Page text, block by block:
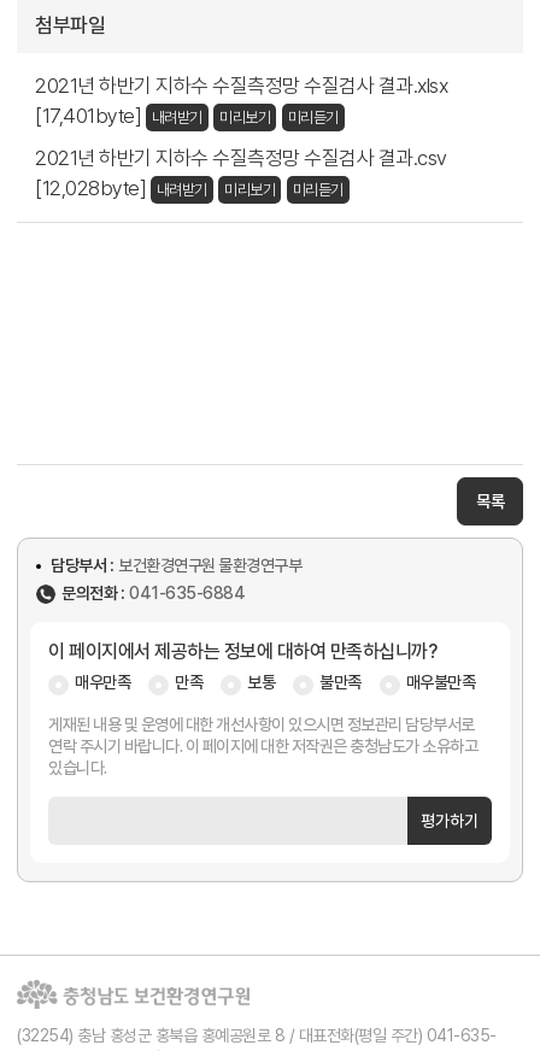
첨부파일
2021년 하반기 지하수 수질측정망 수질검사 결과.xlsx
[17,401byte]
내려받기 미리보기 미리듣기
2021년 하반기 지하수 수질측정망 수질검사 결과.csv
[12,028byte]
내려받기 미리보기 미리듣기
목록
담당부서 : 보건환경연구원 물환경연구부
문의전화 : 041-635-6884
이 페이지에서 제공하는 정보에 대하여 만족하십니까?
매우만족 만족 보통 불만족 매우불만족
게재된 내용 및 운영에 대한 개선사항이 있으시면 정보관리 담당부서로
연락 주시기 바랍니다. 이 페이지에 대한 저작권은 충청남도가 소유하고
있습니다.
평가하기
(32254) 충남 홍성군 홍북읍 홍예공원로 8 / 대표전화(평일 주간) 041-635-